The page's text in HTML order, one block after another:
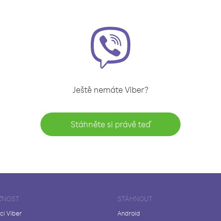
Ještě nemáte Viber?
Stáhněte si právě teď
Viber
STÁHNOUT
Android